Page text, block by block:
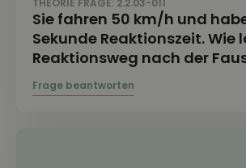
THEORIE FRAGE: 2.2.03-011
Sie fahren 50 km/h und
Sekunde Reaktionszeit. Wie
Reaktionsweg nach der